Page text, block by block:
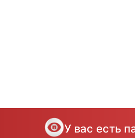
У вас есть